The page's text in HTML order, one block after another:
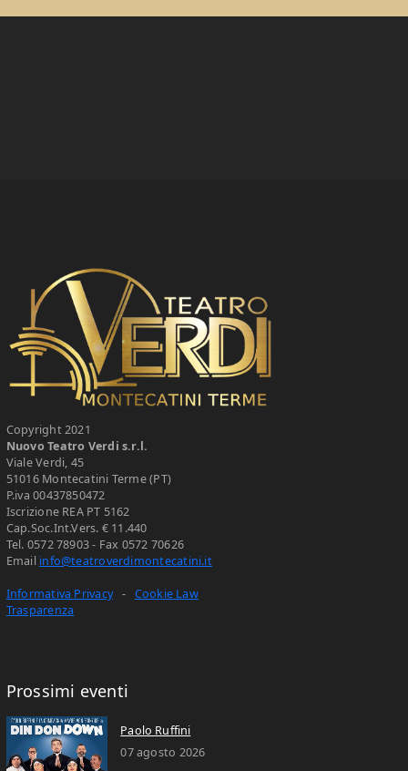
Copyright 2021
Nuovo Teatro Verdi s.r.l.
Viale Verdi, 45
51016 Montecatini Terme (PT)
P.iva 00437850472
Iscrizione REA PT 5162
Cap.Soc.Int.Vers. € 11.440
Tel. 0572 78903 - Fax 0572 70626
Email info@teatroverdimontecatini.it
Informativa Privacy- Cookie Law
Trasparenza
Prossimi eventi
Paolo Ruffini
07 agosto 2026